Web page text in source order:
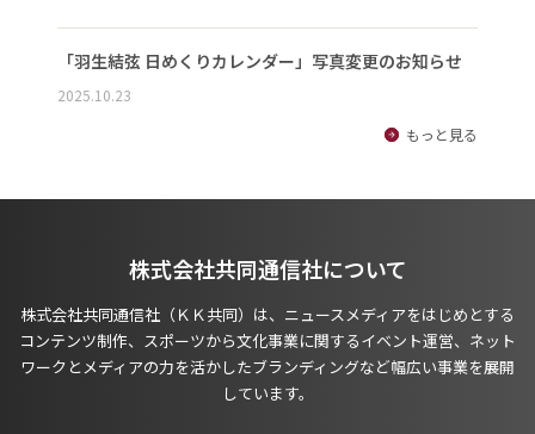
「羽生結弦 日めくりカレンダー」写真変更のお知らせ
2025.10.23
もっと見る
株式会社共同通信社について
株式会社共同通信社（ＫＫ共同）は、ニュースメディアをはじめとする
コンテンツ制作、スポーツから文化事業に関するイベント運営、ネット
ワークとメディアの力を活かしたブランディングなど幅広い事業を展開
しています。